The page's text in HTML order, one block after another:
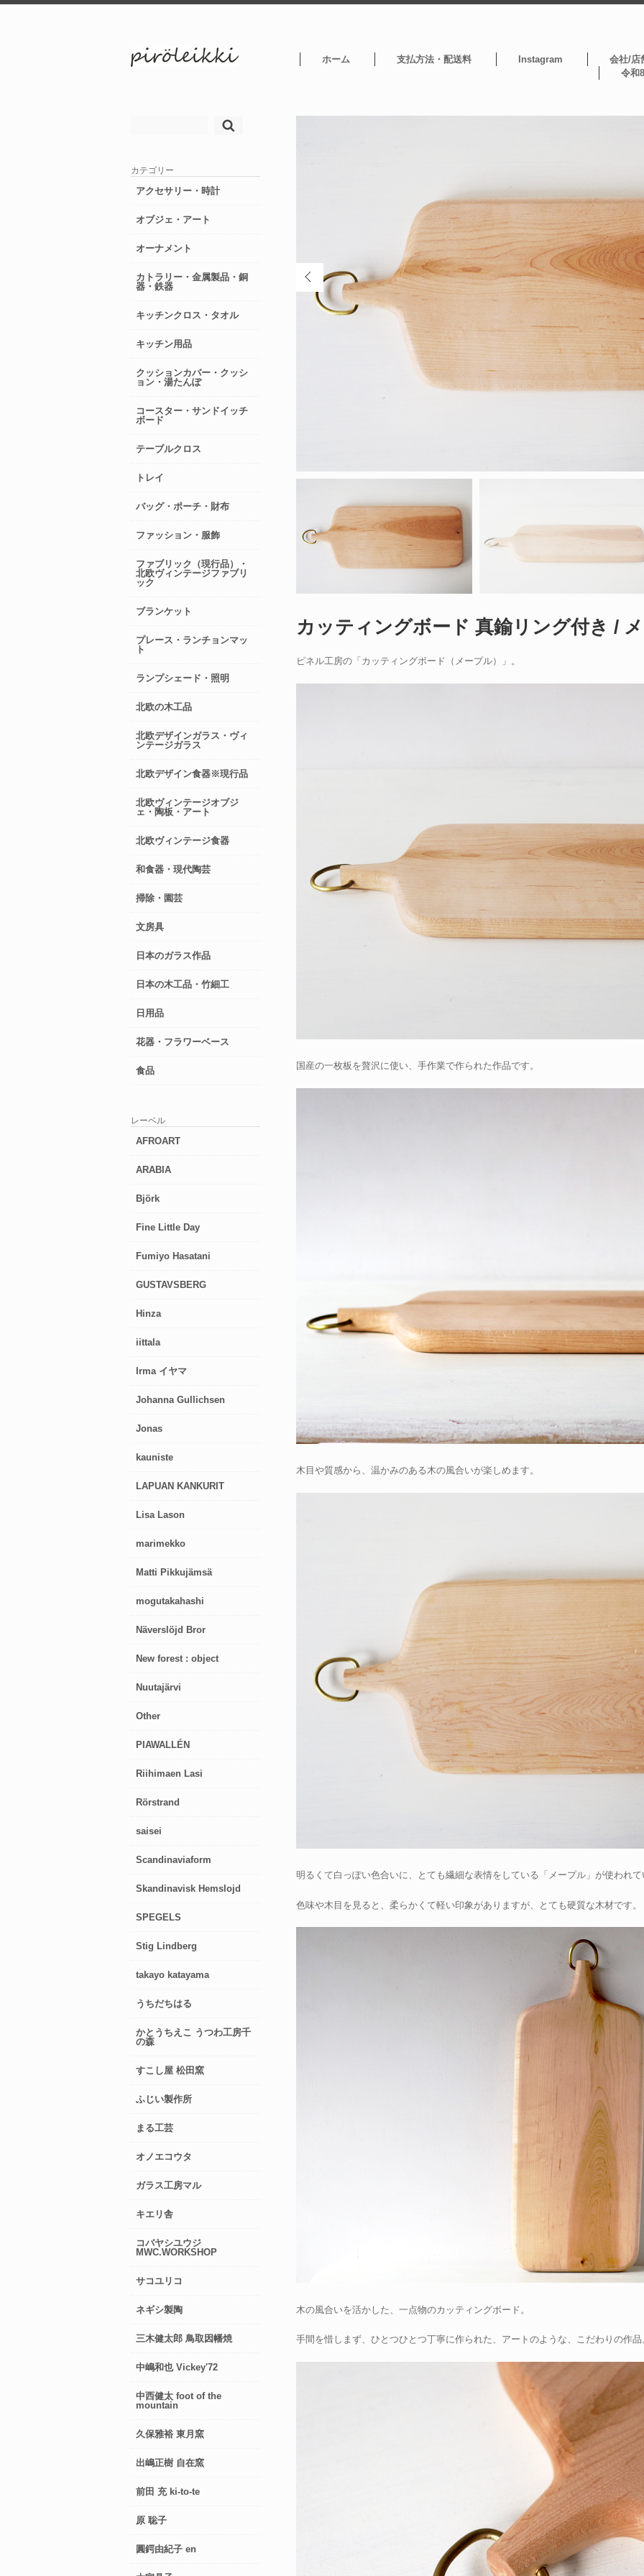
ホーム 支払方法・配送料 Instagram
会社/店
令和
カッティングボード 真鍮リング付き /
ピネル工房の「カッティングボード（メープル）」。
国産の一枚板を贅沢に使い、手作業で作られた作品です。
木目や質感から、温かみのある木の風合いが楽しめます。
明るくて白っぽい色合いに、とても繊細な表情をしている「メープル」が使われ
色味や木目を見ると、柔らかくて軽い印象がありますが、とても硬質な木材です。
木の風合いを活かした、一点物のカッティングボード。
手間を惜しまず、ひとつひとつ丁寧に作られた、アートのような、こだわりの作品
カテゴリー
アクセサリー・時計
オブジェ・アート
オーナメント
カトラリー・金属製品・銅
器・鉄器
キッチンクロス・タオル
キッチン用品
クッションカバー・クッシ
ョン・湯たんぽ
コースター・サンドイッチ
ボード
テーブルクロス
トレイ
バッグ・ポーチ・財布
ファッション・服飾
ファブリック（現行品）・
北欧ヴィンテージファブリ
ック
ブランケット
プレース・ランチョンマッ
ト
ランプシェード・照明
北欧の木工品
北欧デザインガラス・ヴィ
ンテージガラス
北欧デザイン食器※現行品
北欧ヴィンテージオブジ
ェ・陶板・アート
北欧ヴィンテージ食器
和食器・現代陶芸
掃除・園芸
文房具
日本のガラス作品
日本の木工品・竹細工
日用品
花器・フラワーベース
食品
レーベル
AFROART
ARABIA
Björk
Fine Little Day
Fumiyo Hasatani
GUSTAVSBERG
Hinza
iittala
Irma イヤマ
Johanna Gullichsen
Jonas
kauniste
LAPUAN KANKURIT
Lisa Lason
marimekko
Matti Pikkujämsä
mogutakahashi
Näverslöjd Bror
New forest : object
Nuutajärvi
Other
PIAWALLÉN
Riihimaen Lasi
Rörstrand
saisei
Scandinaviaform
Skandinavisk Hemslojd
SPEGELS
Stig Lindberg
takayo katayama
うちだちはる
かとうちえこ うつわ工房千
の森
すこし屋 松田窯
ふじい製作所
まる工芸
オノエコウタ
ガラス工房マル
キエリ舎
コバヤシユウジ
MWC.WORKSHOP
サコユリコ
ネギシ製陶
三木健太郎 鳥取因幡焼
中嶋和也 Vickey'72
中西健太 foot of the
mountain
久保雅裕 東月窯
出嶋正樹 自在窯
前田 充 ki-to-te
原 聡子
圓鍔由紀子 en